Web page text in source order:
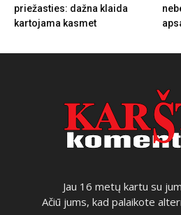
priežasties: dažna klaida
kartojama kasmet
Jau 16 metų kartu su
Ačiū jums, kad palaikote